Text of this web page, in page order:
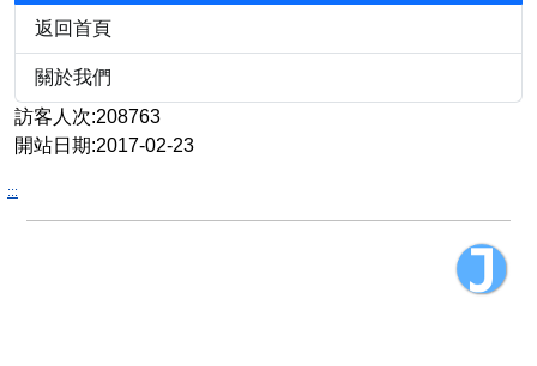
返回首頁
關於我們
訪客人次:208763
開站日期:2017-02-23
:::